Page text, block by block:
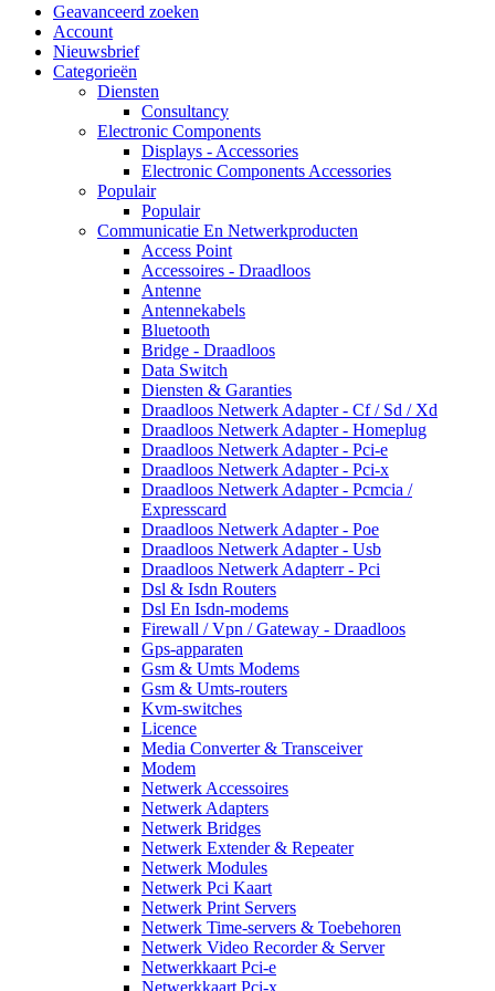
Geavanceerd zoeken
Account
Nieuwsbrief
Categorieën
Diensten
Consultancy
Electronic Components
Displays - Accessories
Electronic Components Accessories
Populair
Populair
Communicatie En Netwerkproducten
Access Point
Accessoires - Draadloos
Antenne
Antennekabels
Bluetooth
Bridge - Draadloos
Data Switch
Diensten & Garanties
Draadloos Netwerk Adapter - Cf / Sd / Xd
Draadloos Netwerk Adapter - Homeplug
Draadloos Netwerk Adapter - Pci-e
Draadloos Netwerk Adapter - Pci-x
Draadloos Netwerk Adapter - Pcmcia /
Expresscard
Draadloos Netwerk Adapter - Poe
Draadloos Netwerk Adapter - Usb
Draadloos Netwerk Adapterr - Pci
Dsl & Isdn Routers
Dsl En Isdn-modems
Firewall / Vpn / Gateway - Draadloos
Gps-apparaten
Gsm & Umts Modems
Gsm & Umts-routers
Kvm-switches
Licence
Media Converter & Transceiver
Modem
Netwerk Accessoires
Netwerk Adapters
Netwerk Bridges
Netwerk Extender & Repeater
Netwerk Modules
Netwerk Pci Kaart
Netwerk Print Servers
Netwerk Time-servers & Toebehoren
Netwerk Video Recorder & Server
Netwerkkaart Pci-e
Netwerkkaart Pci-x